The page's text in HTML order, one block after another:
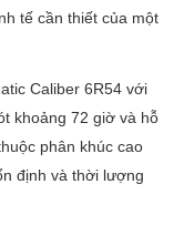
tế cần thiết của một
Caliber 6R54 với
khoảng 72 giờ và hỗ
phân khúc cao
định và thời lượng